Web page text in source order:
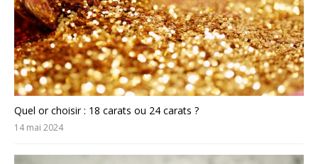
Quel or choisir : 18 carats ou 24 carats ?
14 mai 2024